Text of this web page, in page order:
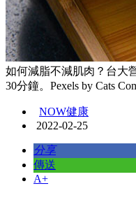
如何減脂不減肌肉？台大
30分鐘。Pexels by Cats
NOW健康
2022-02-25
分享
傳送
A+